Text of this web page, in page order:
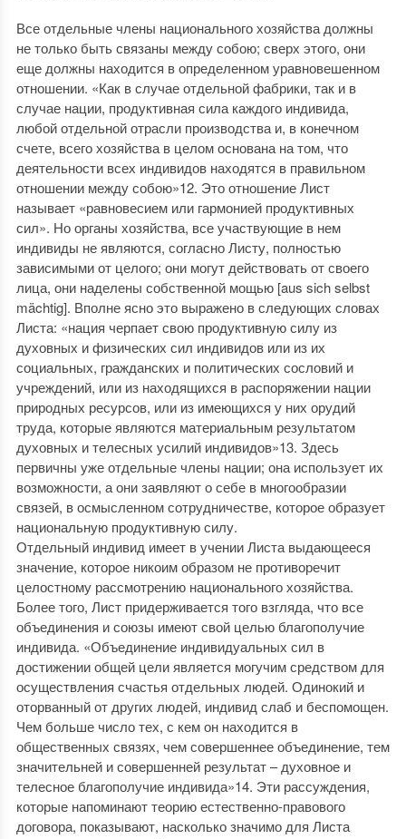
Все отдельные члены национального хозяйства должны
не только быть связаны между собою; сверх этого, они
еще должны находится в определенном уравновешенном
отношении. «Как в случае отдельной фабрики, так и в
случае нации, продуктивная сила каждого индивида,
любой отдельной отрасли производства и, в конечном
счете, всего хозяйства в целом основана на том, что
деятельности всех индивидов находятся в правильном
отношении между собою»12. Это отношение Лист
называет «равновесием или гармонией продуктивных
сил». Но органы хозяйства, все участвующие в нем
индивиды не являются, согласно Листу, полностью
зависимыми от целого; они могут действовать от своего
лица, они наделены собственной мощью [aus sich selbst
mächtig]. Вполне ясно это выражено в следующих словах
Листа: «нация черпает свою продуктивную силу из
духовных и физических сил индивидов или из их
социальных, гражданских и политических сословий и
учреждений, или из находящихся в распоряжении нации
природных ресурсов, или из имеющихся у них орудий
труда, которые являются материальным результатом
духовных и телесных усилий индивидов»13. Здесь
первичны уже отдельные члены нации; она использует их
возможности, а они заявляют о себе в многообразии
связей, в осмысленном сотрудничестве, которое образует
национальную продуктивную силу.
Отдельный индивид имеет в учении Листа выдающееся
значение, которое никоим образом не противоречит
целостному рассмотрению национального хозяйства.
Более того, Лист придерживается того взгляда, что все
объединения и союзы имеют свой целью благополучие
индивида. «Объединение индивидуальных сил в
достижении общей цели является могучим средством для
осуществления счастья отдельных людей. Одинокий и
оторванный от других людей, индивид слаб и беспомощен.
Чем больше число тех, с кем он находится в
общественных связях, чем совершеннее объединение, тем
значительней и совершенней результат – духовное и
телесное благополучие индивида»14. Эти рассуждения,
которые напоминают теорию естественно-правового
договора, показывают, насколько значимо для Листа